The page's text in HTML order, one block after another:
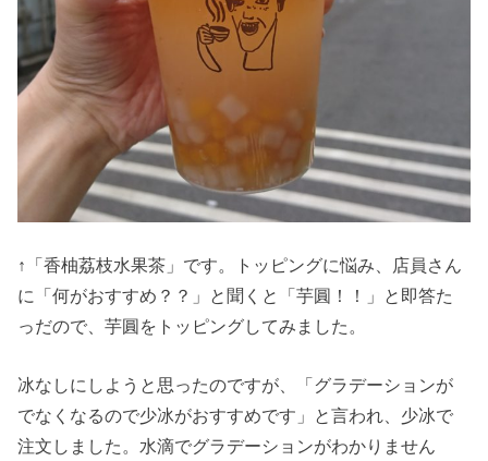
↑「香柚荔枝水果茶」です。トッピングに悩み、店員さん
に「何がおすすめ？？」と聞くと「芋圓！！」と即答た
っだので、芋圓をトッピングしてみました。
冰なしにしようと思ったのですが、「グラデーションが
でなくなるので少冰がおすすめです」と言われ、少冰で
注文しました。水滴でグラデーションがわかりません